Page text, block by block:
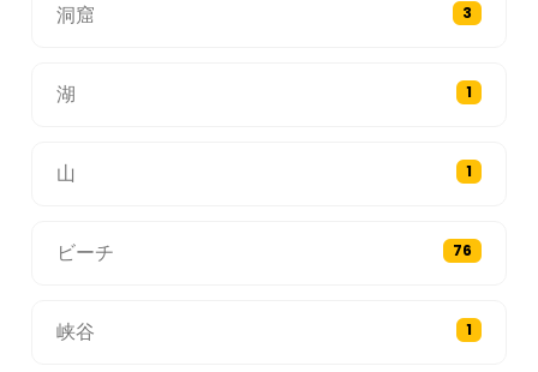
洞窟 3
湖 1
山 1
ビーチ 76
峡谷 1